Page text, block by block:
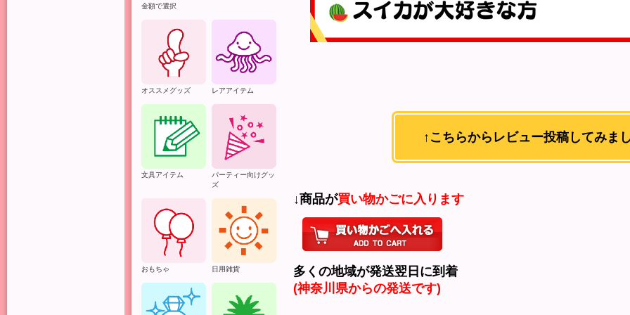
金額で選択
オススメグッズ レアアイテム
文具アイテム
パーティー向けグッ
ズ
おもちゃ 日用雑貨
↑こちらからレビュー投稿してみま
↓商品が買い物かごに入ります
多くの地域が発送翌日に到着
(神奈川県からの発送です)